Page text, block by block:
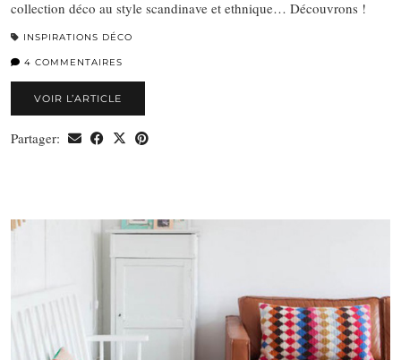
collection déco au style scandinave et ethnique… Découvrons !
INSPIRATIONS DÉCO
4 COMMENTAIRES
VOIR L’ARTICLE
Partager: